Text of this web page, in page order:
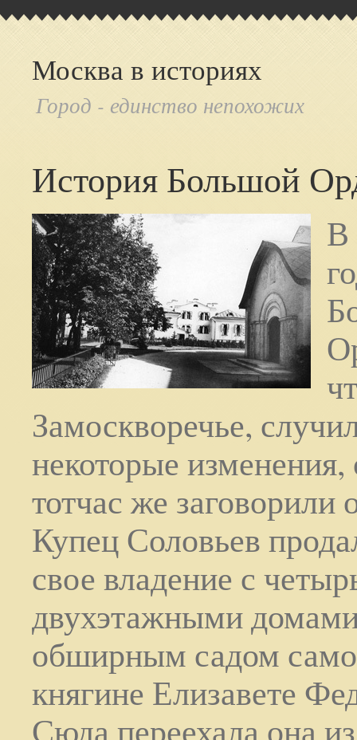
Москва в историях
Город - единство непохожих
История Большой
В
Замоскворечье,
некоторые
тотчас же заговорили
Купец Соловьев
свое владение с
двухэтажными
обширным садом
княгине Елизавете
Сюда переехала она из